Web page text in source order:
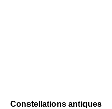
Constellations antiques